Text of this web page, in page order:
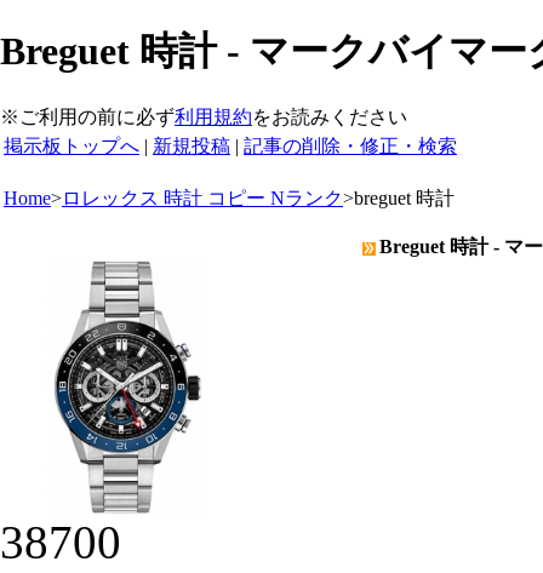
Breguet 時計 - マークバイマ
※ご利用の前に必ず利用規約をお読みください
掲示板トップへ | 新規投稿 | 記事の削除・修正・検索
Home>ロレックス 時計 コピー Nランク>breguet 時計
Breguet 時計 - マ
38700